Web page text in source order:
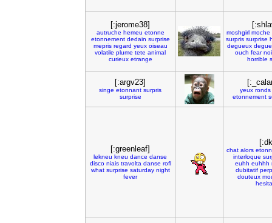
[:jerome38]
autruche hemeu etonne
etonnement dedain surprise
mepris regard yeux oiseau
volatile plume tete animal
curieux etrange
moshgirl moche
surpris surprise
degueux
ouch fear
horrible
[:argv23]
singe etonnant surpris
surprise
yeux ronds
etonnement
[:greenleaf]
lekneu kneu dance danse
disco niais travolta danse rofl
what surprise saturday night
fever
chat alors
interloque
euhh euhhh
dubitatif
douteux